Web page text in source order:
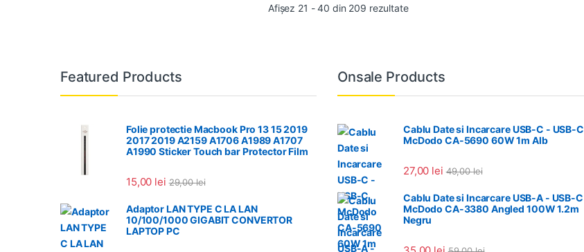
Afișez 21 - 40 din 209 rezultateSortat după cele mai recente
Featured Products
Folie protectie Macbook Pro 13 15 2019
2017 2019 A2159 A1706 A1989 A1707
A1990 Sticker Touch bar Protector Film
15,00 lei 29,00lei
Adaptor LAN TYPE C LA LAN
10/100/1000 GIGABIT CONVERTOR
LAPTOP PC
Onsale Products
Cablu Date si Incarcare USB-C - USB-C
McDodo CA-5690 60W 1m Alb
27,00 lei 49,00lei
Cablu Date si Incarcare USB-A - USB-C
McDodo CA-3380 Angled 100W 1.2m
Negru